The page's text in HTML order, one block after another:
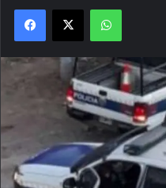
Facebook
X WhatsApp